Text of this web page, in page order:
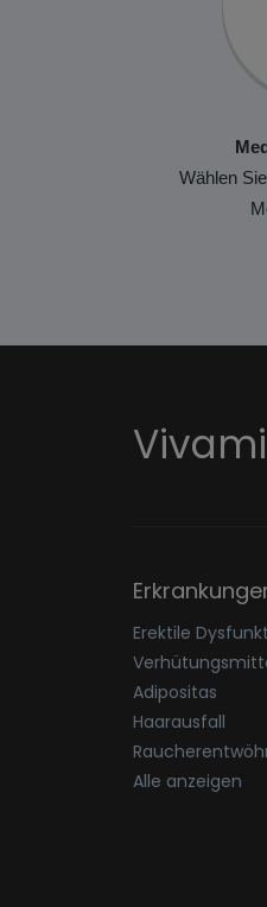
Wählen
Erektile
Adipositas
Haarausfall
Alle anzeigen